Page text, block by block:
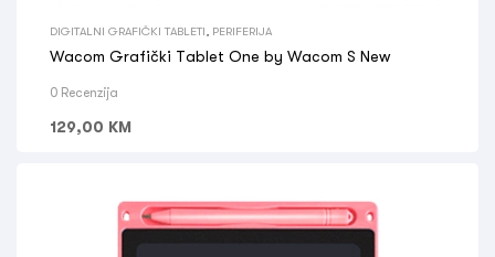
DIGITALNI GRAFIČKI TABLETI PERIFERIJA
Wacom Grafički Tablet One by Wacom S New
0 Recenzija
129,00 KM